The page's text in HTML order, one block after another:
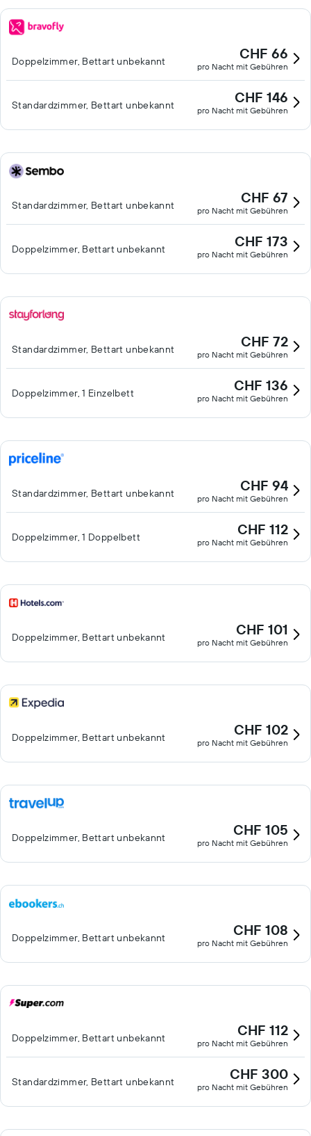
Doppelzimmer, Bettart unbekannt CHF 66
pro Nacht mit Gebühren
Standardzimmer, Bettart unbekannt CHF 146
pro Nacht mit Gebühren
Standardzimmer, Bettart unbekannt CHF 67
pro Nacht mit Gebühren
Doppelzimmer, Bettart unbekannt CHF 173
pro Nacht mit Gebühren
Standardzimmer, Bettart unbekannt CHF 72
pro Nacht mit Gebühren
Doppelzimmer, 1 Einzelbett CHF 136
pro Nacht mit Gebühren
Standardzimmer, Bettart unbekannt CHF 94
pro Nacht mit Gebühren
Doppelzimmer, 1 Doppelbett CHF 112
pro Nacht mit Gebühren
Doppelzimmer, Bettart unbekannt CHF 101
pro Nacht mit Gebühren
Doppelzimmer, Bettart unbekannt CHF 102
pro Nacht mit Gebühren
Doppelzimmer, Bettart unbekannt CHF 105
pro Nacht mit Gebühren
Doppelzimmer, Bettart unbekannt CHF 108
pro Nacht mit Gebühren
Doppelzimmer, Bettart unbekannt CHF 112
pro Nacht mit Gebühren
Standardzimmer, Bettart unbekannt CHF 300
pro Nacht mit Gebühren